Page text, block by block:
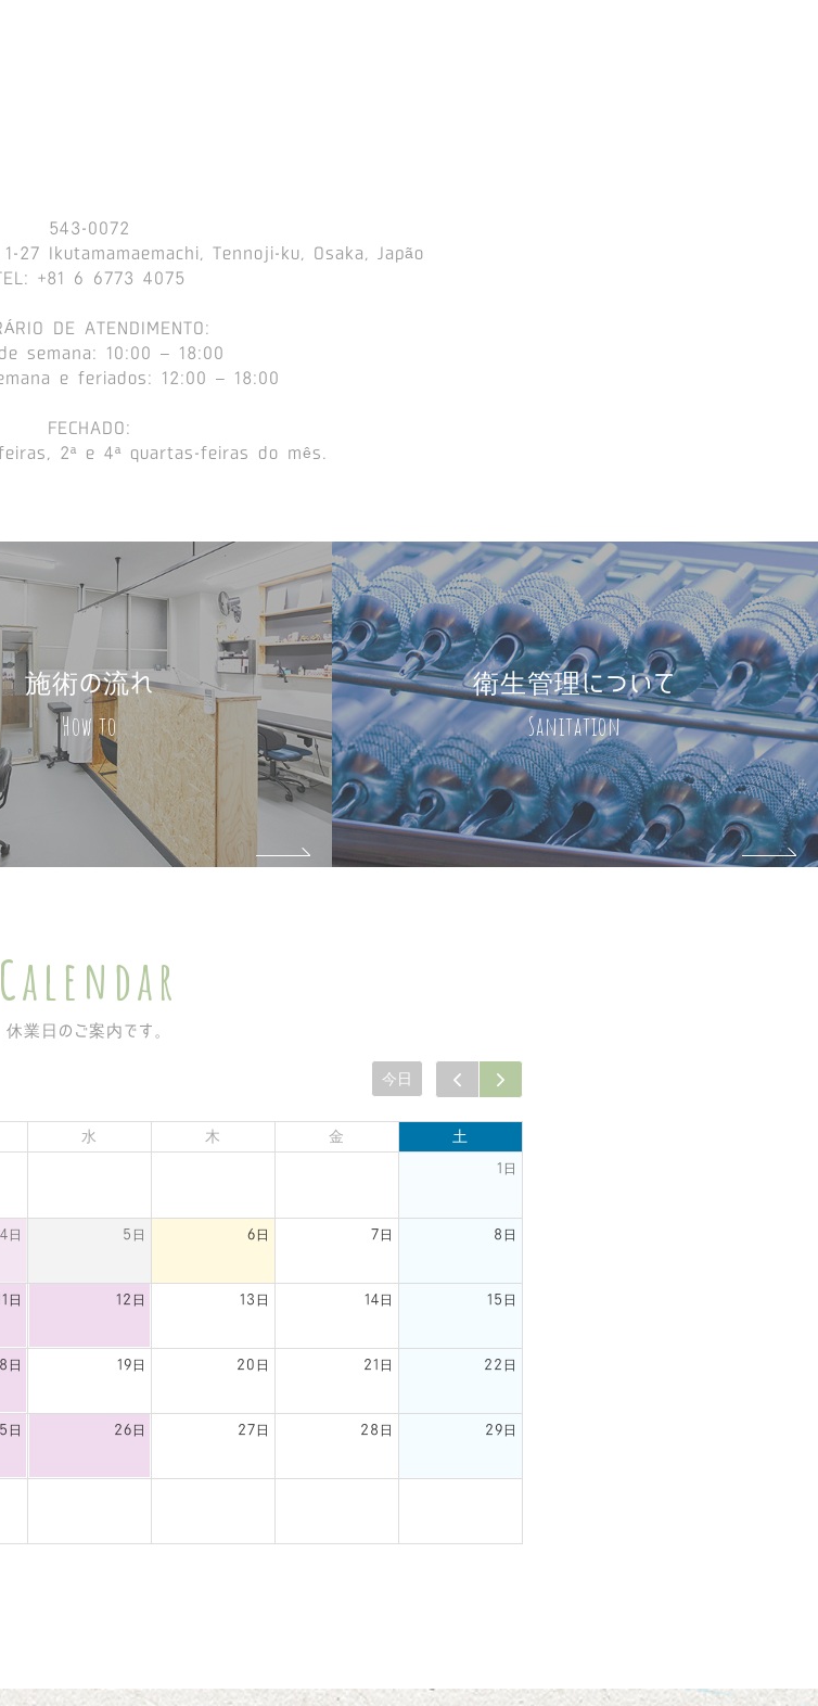
543-0072
27 Ikutamamaemachi, Tennoji-ku, Osaka, Japão
+81 6 6773 4075
DE ATENDIMENTO:
semana: 10:00 – 18:00
e feriados: 12:00 – 18:00
FECHADO:
2ª e 4ª quartas-feiras do mês.
施術の流れ
How to
衛生管理について
Sanitation
Calendar
休業日のご案内です。
今日
水 木 金 土
1日
4日 5日 6日 7日 8日
日 12日 13日 14日 15日
日 19日 20日 21日 22日
日 26日 27日 28日 29日